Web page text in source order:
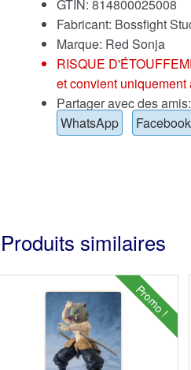
GTIN: 814800025008
Fabricant: Bossfight
Marque: Red Sonja
RISQUE
et convient
Partager avec des amis:
WhatsApp
Facebook
Produits similaires
Promo !